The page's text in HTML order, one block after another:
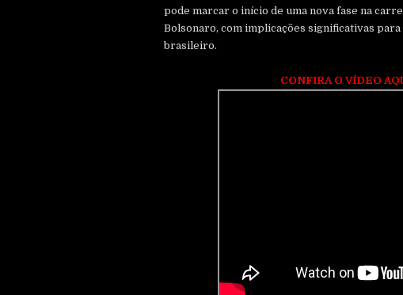
pode marcar o início de uma nova fase na
Bolsonaro, com implicações significativas
brasileiro.
CONFIRA O VÍDEO